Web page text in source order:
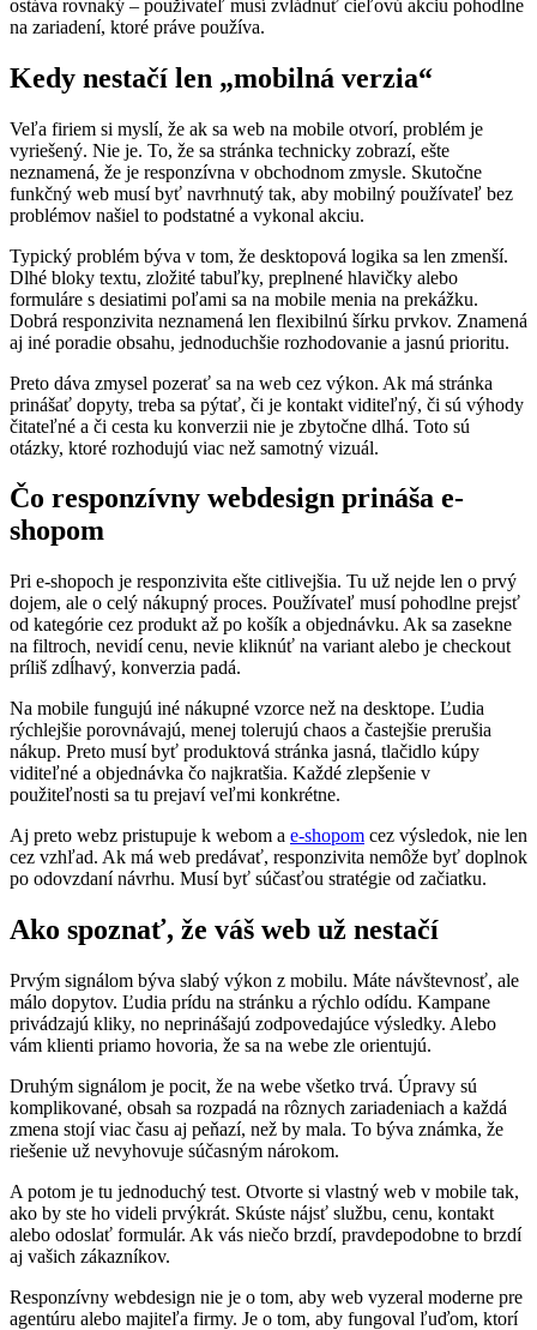
ostáva rovnaký – používateľ musí zvládnuť cieľovú akciu pohodlne
na zariadení, ktoré práve používa.
Kedy nestačí len „mobilná verzia“
Veľa firiem si myslí, že ak sa web na mobile otvorí, problém je
vyriešený. Nie je. To, že sa stránka technicky zobrazí, ešte
neznamená, že je responzívna v obchodnom zmysle. Skutočne
funkčný web musí byť navrhnutý tak, aby mobilný používateľ bez
problémov našiel to podstatné a vykonal akciu.
Typický problém býva v tom, že desktopová logika sa len zmenší.
Dlhé bloky textu, zložité tabuľky, preplnené hlavičky alebo
formuláre s desiatimi poľami sa na mobile menia na prekážku.
Dobrá responzivita neznamená len flexibilnú šírku prvkov. Znamená
aj iné poradie obsahu, jednoduchšie rozhodovanie a jasnú prioritu.
Preto dáva zmysel pozerať sa na web cez výkon. Ak má stránka
prinášať dopyty, treba sa pýtať, či je kontakt viditeľný, či sú výhody
čitateľné a či cesta ku konverzii nie je zbytočne dlhá. Toto sú
otázky, ktoré rozhodujú viac než samotný vizuál.
Čo responzívny webdesign prináša e-
shopom
Pri e-shopoch je responzivita ešte citlivejšia. Tu už nejde len o prvý
dojem, ale o celý nákupný proces. Používateľ musí pohodlne prejsť
od kategórie cez produkt až po košík a objednávku. Ak sa zasekne
na filtroch, nevidí cenu, nevie kliknúť na variant alebo je checkout
príliš zdĺhavý, konverzia padá.
Na mobile fungujú iné nákupné vzorce než na desktope. Ľudia
rýchlejšie porovnávajú, menej tolerujú chaos a častejšie prerušia
nákup. Preto musí byť produktová stránka jasná, tlačidlo kúpy
viditeľné a objednávka čo najkratšia. Každé zlepšenie v
použiteľnosti sa tu prejaví veľmi konkrétne.
Aj preto webz pristupuje k webom a e-shopom cez výsledok, nie len
cez vzhľad. Ak má web predávať, responzivita nemôže byť doplnok
po odovzdaní návrhu. Musí byť súčasťou stratégie od začiatku.
Ako spoznať, že váš web už nestačí
Prvým signálom býva slabý výkon z mobilu. Máte návštevnosť, ale
málo dopytov. Ľudia prídu na stránku a rýchlo odídu. Kampane
privádzajú kliky, no neprinášajú zodpovedajúce výsledky. Alebo
vám klienti priamo hovoria, že sa na webe zle orientujú.
Druhým signálom je pocit, že na webe všetko trvá. Úpravy sú
komplikované, obsah sa rozpadá na rôznych zariadeniach a každá
zmena stojí viac času aj peňazí, než by mala. To býva známka, že
riešenie už nevyhovuje súčasným nárokom.
A potom je tu jednoduchý test. Otvorte si vlastný web v mobile tak,
ako by ste ho videli prvýkrát. Skúste nájsť službu, cenu, kontakt
alebo odoslať formulár. Ak vás niečo brzdí, pravdepodobne to brzdí
aj vašich zákazníkov.
Responzívny webdesign nie je o tom, aby web vyzeral moderne pre
agentúru alebo majiteľa firmy. Je o tom, aby fungoval ľuďom, ktorí